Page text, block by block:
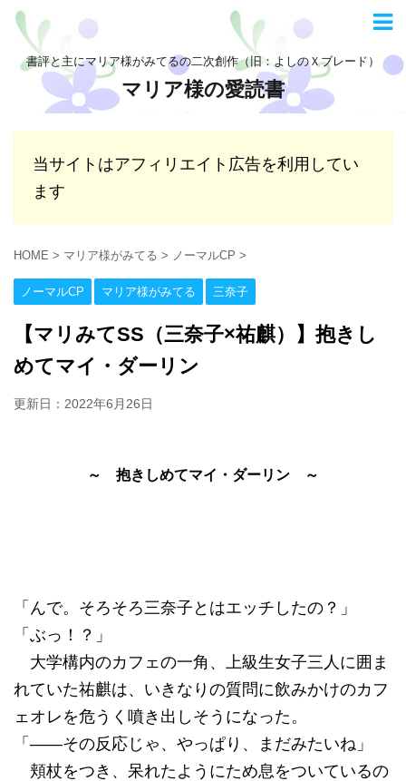
書評と主にマリア様がみてるの二次創作（旧：よしのＸブレード）
マリア様の愛読書
当サイトはアフィリエイト広告を利用してい
ます
HOME > マリア様がみてる > ノーマルCP >
ノーマルCP マリア様がみてる 三奈子
【マリみてSS（三奈子×祐麒）】抱きし
めてマイ・ダーリン
更新日： 2022年6月26日
～ 抱きしめてマイ・ダーリン ～
「んで。そろそろ三奈子とはエッチしたの？」
「ぶっ！？」
大学構内のカフェの一角、上級生女子三人に囲ま
れていた祐麒は、いきなりの質問に飲みかけのカフ
ェオレを危うく噴き出しそうになった。
「――その反応じゃ、やっぱり、まだみたいね」
頬杖をつき、呆れたようにため息をついているの